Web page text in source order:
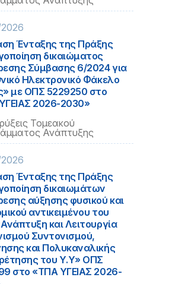
Ένταξης της Πράξης
δικαιώματος
Σύμβασης 6/2024 για
Ηλεκτρονικό Φάκελο
με ΟΠΣ 5229250 στο
2026-2030»
Τομεακού
Ανάπτυξης
Ένταξης της Πράξης
δικαιωμάτων
αύξησης φυσικού και
αντικειμένου του
και Λειτουργία
Συντονισμού,
και Πολυκαναλικής
του Υ.Υ» ΟΠΣ
στο «ΤΠΑ ΥΓΕΙΑΣ 2026-